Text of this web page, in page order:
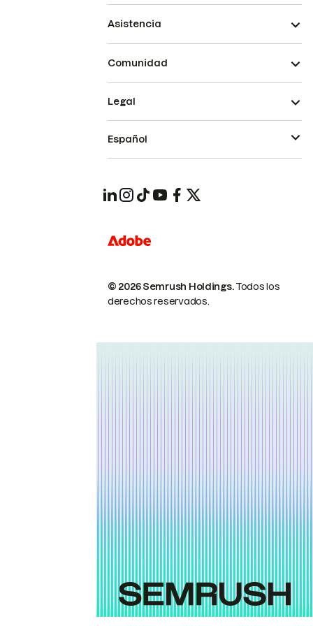
Asistencia
Comunidad
© 2026 Semrush Holdings.Todos los
derechos reservados.
Legal
Español